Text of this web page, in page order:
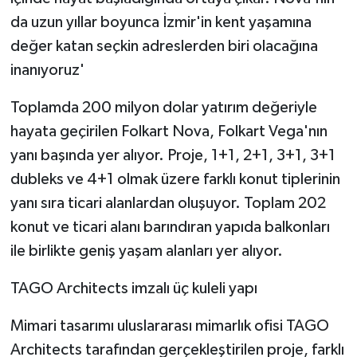
da uzun yıllar boyunca İzmir'in kent yaşamına
değer katan seçkin adreslerden biri olacağına
inanıyoruz'
Toplamda 200 milyon dolar yatırım değeriyle
hayata geçirilen Folkart Nova, Folkart Vega'nın
yanı başında yer alıyor. Proje, 1+1, 2+1, 3+1, 3+1
dubleks ve 4+1 olmak üzere farklı konut tiplerinin
yanı sıra ticari alanlardan oluşuyor. Toplam 202
konut ve ticari alanı barındıran yapıda balkonları
ile birlikte geniş yaşam alanları yer alıyor.
TAGO Architects imzalı üç kuleli yapı
Mimari tasarımı uluslararası mimarlık ofisi TAGO
Architects tarafından gerçekleştirilen proje, farklı